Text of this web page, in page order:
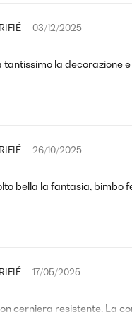
03/12/2025
la decorazione
26/10/2025
bella la fantasia, bimbo
17/05/2025
cerniera resistente. La